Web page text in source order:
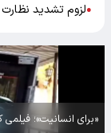
●لزوم تشدید
«برای انسانیت»؛